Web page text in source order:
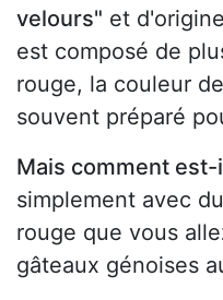
velours" et
est composé de
rouge, la couleur
souvent préparé
Mais comment est-
simplement avec
rouge que vous
gâteaux génoises